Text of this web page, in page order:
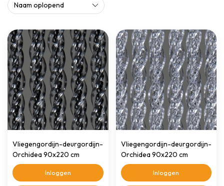
Vliegengordijn-deurgordijn-
Orchidea 90x220 cm
tra/zwart
Inloggen
Vliegengordijn-deurgordijn-
Orchidea 90x220 cm
transparant
Inloggen